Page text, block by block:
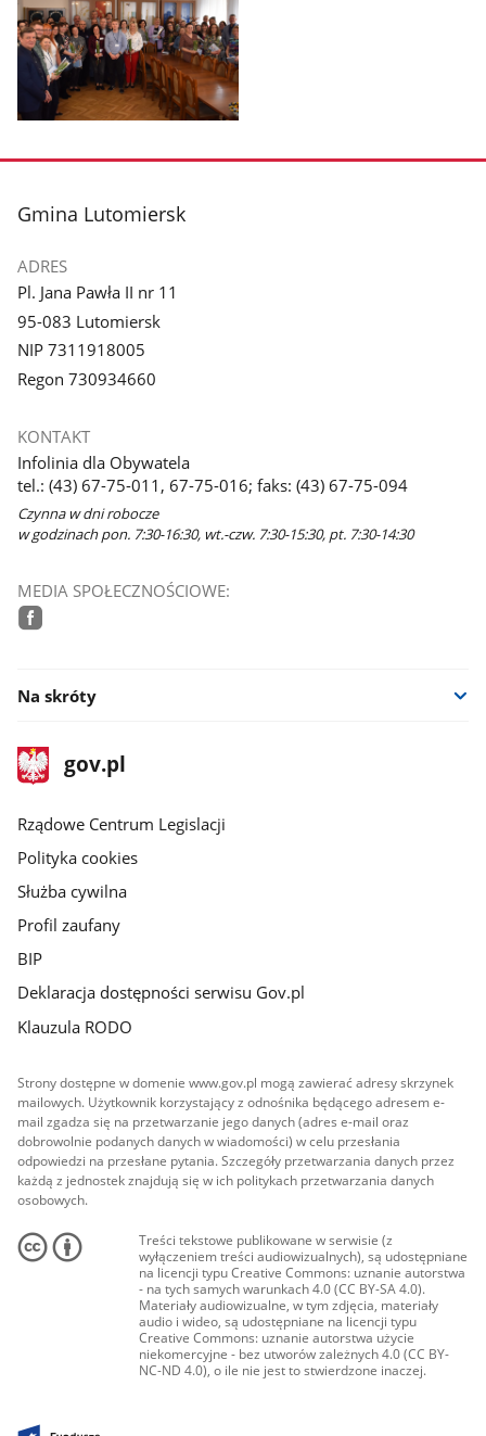
galerii.
stopka
Gmina Lutomiersk
ADRES
Pl. Jana Pawła II nr 11
95-083 Lutomiersk
NIP 7311918005
Regon 730934660
KONTAKT
Infolinia dla Obywatela
tel.: (43) 67-75-011, 67-75-016; faks: (43) 67-75-094
Czynna w dni robocze
w godzinach pon. 7:30-16:30, wt.-czw. 7:30-15:30, pt. 7:30-14:30
MEDIA SPOŁECZNOŚCIOWE:
Na skróty
stopka
gov.plStrona
gov.pl
Rządowe Centrum Legislacji
Polityka cookies
Służba cywilna
Profil zaufany
BIP
Deklaracja dostępności serwisu Gov.pl
Klauzula RODO
Strony dostępne w domenie www.gov.pl mogą zawierać adresy skrzynek
mailowych. Użytkownik korzystający z odnośnika będącego adresem e-
mail zgadza się na przetwarzanie jego danych (adres e-mail oraz
dobrowolnie podanych danych w wiadomości) w celu przesłania
odpowiedzi na przesłane pytania. Szczegóły przetwarzania danych przez
każdą z jednostek znajdują się w ich politykach przetwarzania danych
osobowych.
Treści tekstowe publikowane w serwisie (z
wyłączeniem treści audiowizualnych), są udostępniane
na licencji typu Creative Commons: uznanie autorstwa
- na tych samych warunkach 4.0 (CC BY-SA 4.0).
Materiały audiowizualne, w tym zdjęcia, materiały
audio i wideo, są udostępniane na licencji typu
Creative Commons: uznanie autorstwa użycie
niekomercyjne - bez utworów zależnych 4.0 (CC BY-
NC-ND 4.0), o ile nie jest to stwierdzone inaczej.